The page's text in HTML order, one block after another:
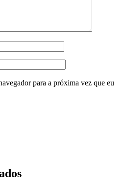
para a próxima vez que eu